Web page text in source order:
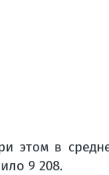
этом в
9 208.